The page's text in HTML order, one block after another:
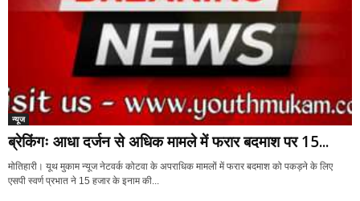
न्यूज
ब्रेकिंगः आधा दर्जन से अधिक मामले में फरार बदमाश पर 15...
मोतिहारी। यूथ मुकाम न्यूज नेटवर्क कोटवा के अपराधिक मामलों में फरार बदमाश को पकड़ने के लिए
एसपी स्वर्ण प्रभात ने 15 हजार के इनाम की...